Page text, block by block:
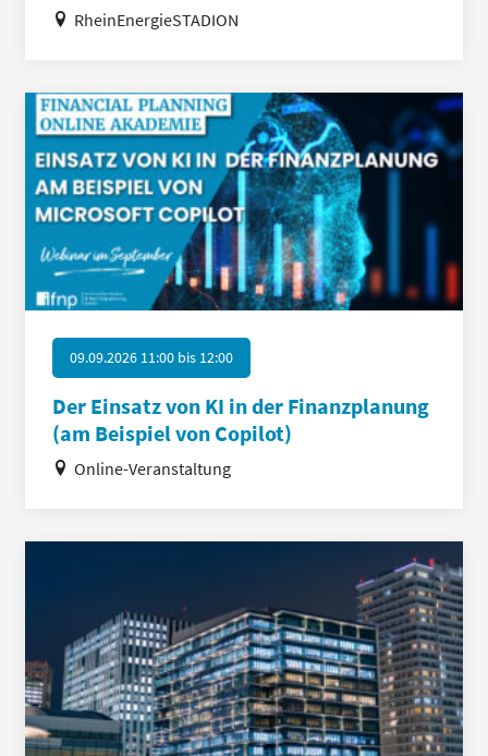
RheinEnergieSTADION
09.09.2026 11:00 bis 12:00
Der Einsatz von KI in der Finanzplanung
(am Beispiel von Copilot)
Online-Veranstaltung